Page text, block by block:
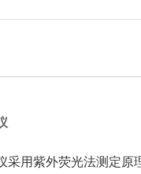
采用紫外荧光法测定